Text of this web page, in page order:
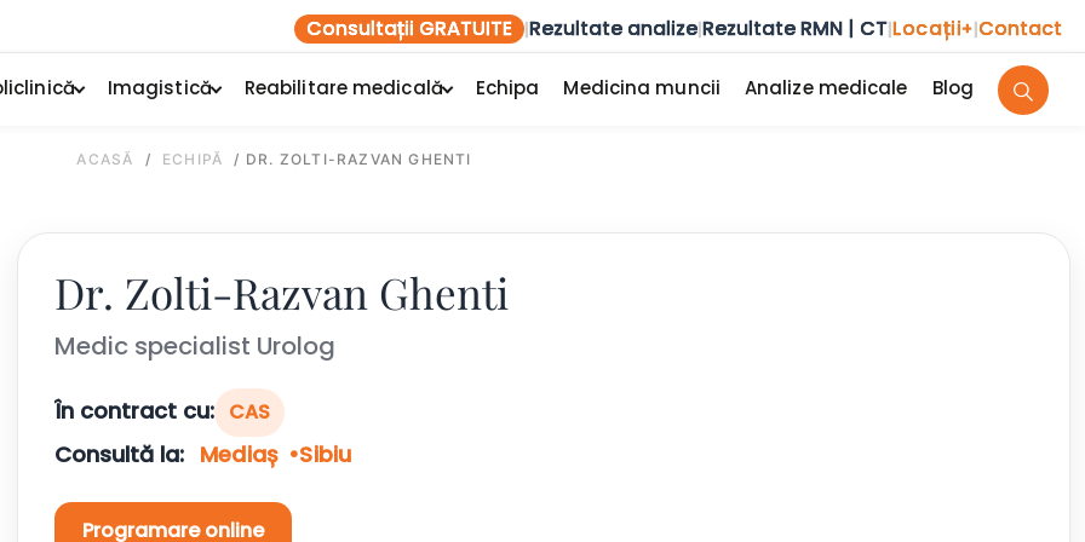
Consultații GRATUITE |Rezultate analize|Rezultate RMN | CT|Locații+|Contact
Imagistică Reabilitare medicală Echipa Medicina muncii Analize medicale Blog
ACASĂ / ECHIPĂ / DR. ZOLTI-RAZVAN GHENTI
Dr. Zolti-Razvan Ghenti
Medic specialist Urolog
În contract cu: CAS
Consultă la: Mediaș Sibiu
Programare online